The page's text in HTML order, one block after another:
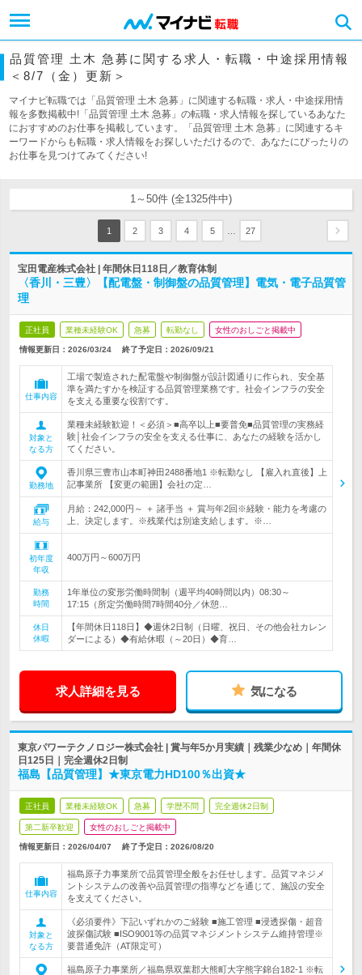
品質管理 土木 急募に関する求人・転職・中途採用情報
＜8/7（金）更新＞
マイナビ転職では「品質管理 土木 急募」に関連する転職・求人・中途採用情
報を多数掲載中!「品質管理 土木 急募」の転職・求人情報を探しているあなた
におすすめのお仕事を掲載しています。「品質管理 土木 急募」に関連するキ
ーワードからも転職・求人情報をお探しいただけるので、あなたにぴったりの
お仕事を見つけてみてください!
1～50件 (全1325件中)
1 2 3 4 5 27
宝田電産株式会社 | 年間休日118日／教育体制
〈香川・三豊〉【配電盤・制御盤の品質管理】電気・電子品質管
理
正社員 業種未経験OK 急募 転勤なし 女性のおしごと掲載中
情報更新日：2026/03/24 終了予定日： 2026/09/21
仕事内容
工場で製造された配電盤や制御盤が設計図通りに作られ、安全基
準を満たすかを検証する品質管理業務です。社会インフラの安全
を支える重要な役割です。
対象と
なる方
業種未経験歓迎！＜必須＞■高卒以上■要普免■品質管理の実務経
験│社会インフラの安全を支える仕事に、あなたの経験を活かし
てください。
勤務地
香川県三豊市山本町神田2488番地1 ※転勤なし 【雇入れ直後】上
記事業所 【変更の範囲】会社の定…
給与
月給：242,000円～ ＋ 諸手当 ＋ 賞与年2回※経験・能力を考慮の
上、決定します。※残業代は別途支給します。※…
初年度
年収
400万円～600万円
勤務
時間
1年単位の変形労働時間制（週平均40時間以内）08:30～
17:15（所定労働時間7時間40分／休憩…
休日
休暇
【年間休日118日】◆週休2日制（日曜、祝日、その他会社カレン
ダーによる）◆有給休暇（～20日）◆育…
求人詳細を見る 気になる
東京パワーテクノロジー株式会社 | 賞与年5か月実績｜残業少なめ｜年間休
日125日｜完全週休2日制
福島【品質管理】★東京電力HD100％出資★
正社員 業種未経験OK 急募 学歴不問 完全週休2日制
第二新卒歓迎 女性のおしごと掲載中
情報更新日：2026/04/07 終了予定日： 2026/08/20
仕事内容
福島原子力事業所で品質管理全般をお任せします。品質マネジメ
ントシステムの改善や品質管理の指導などを通じて、施設の安全
を支えてください。
対象と
なる方
《必須要件》下記いずれかのご経験 ■施工管理 ■浸透探傷・超音
波探傷試験 ■ISO9001等の品質マネジメントシステム維持管理※
要普通免許（AT限定可）
福島原子力事業所／福島県双葉郡大熊町大字熊字錦台182-1 ※転